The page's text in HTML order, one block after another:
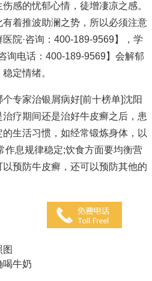
感的忧郁心情，徒增凄凉之感。
着推波助澜之势，所以必须注意
医院·咨询：400-189-9569】
，学
询电话：400-189-9569】 会解郁
定情绪。
家治银屑病好[前十榜单]沈阳
疗期间还是治好牛皮癣之后，患
生活习惯，如经常锻炼身体，以
作息规律稳定;饮食方面要均衡营
预防牛皮癣，还可以预防其他的
喝牛奶